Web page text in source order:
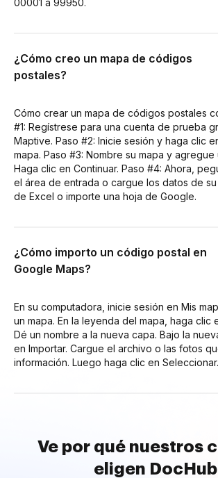
¿Cómo creo un mapa de códigos
postales?
Cómo crear un mapa de códigos postales
#1: Regístrese para una cuenta de prueba
Maptive. Paso #2: Inicie sesión y haga clic
mapa. Paso #3: Nombre su mapa y
Haga clic en Continuar. Paso #4: Ahora,
el área de entrada o cargue los datos de
de Excel o importe una hoja de Google.
¿Cómo importo un código postal en
Google Maps?
En su computadora, inicie sesión en Mis
un mapa. En la leyenda del mapa, haga clic
Dé un nombre a la nueva capa. Bajo la
en Importar. Cargue el archivo o las fotos
información. Luego haga clic en Seleccionar.
Ve por qué nuestros
eligen DocHub